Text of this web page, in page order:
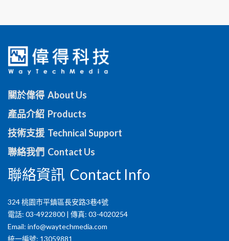
關於偉得 About Us
產品介紹 Products
技術支援 Technical Support
聯絡我們 Contact Us
聯絡資訊 Contact Info
324 桃園市平鎮區長安路3巷4號
電話: 03-4922800 | 傳真: 03-4020254
Email: info@waytechmedia.com
統一編號: 13059881